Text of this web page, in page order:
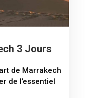
3 Jours
de Marrakech
de l’essentiel